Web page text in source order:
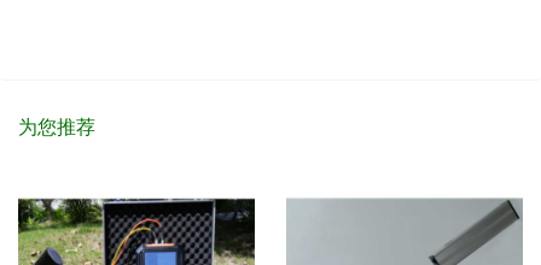
为您推荐